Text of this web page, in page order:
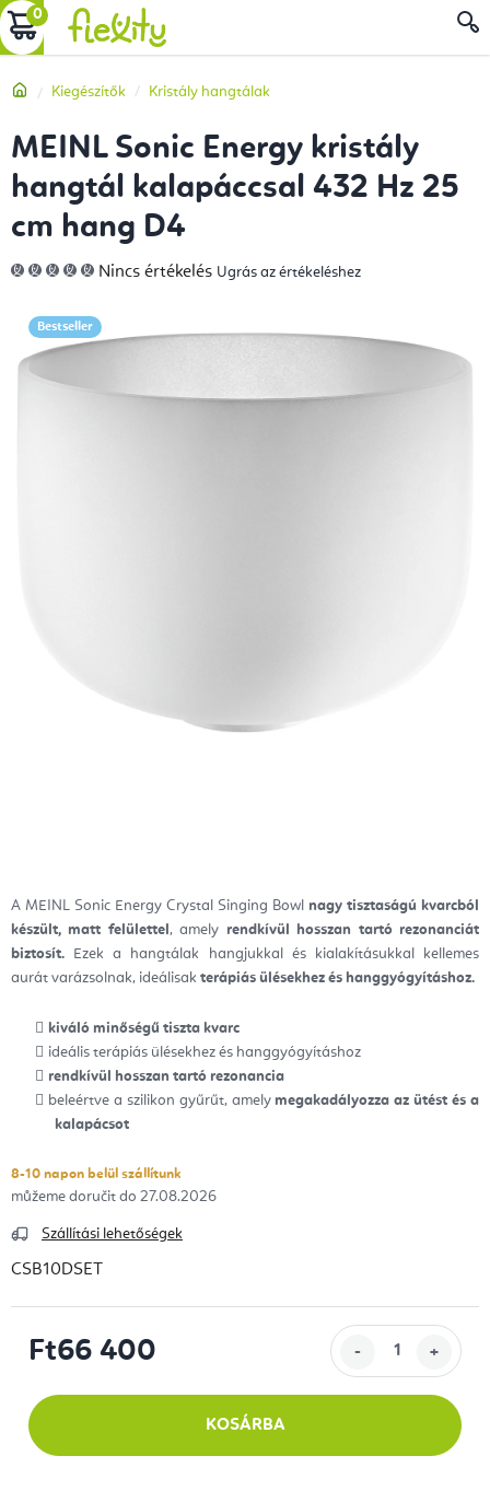
Ugrás
a
tartalomhoz
KOSÁR
Kezdőlap
Kiegészítők Kristály hangtálak
A MEINL Sonic Energy Crystal Singing Bowl nagy tisztaságú kvarcból
készült, matt felülettel , amely rendkívül hosszan tartó rezonanciát
biztosít. Ezek a hangtálak hangjukkal és kialakításukkal kellemes
aurát varázsolnak, ideálisak terápiás ülésekhez és hanggyógyításhoz.
kiváló minőségű tiszta kvarc
ideális terápiás ülésekhez és hanggyógyításhoz
rendkívül hosszan tartó rezonancia
beleértve a szilikon gyűrűt, amelymegakadályozza az ütést és a
kalapácsot
8-10 napon belül szállítunk
27.08.2026
Szállítási lehetőségek
CSB10DSET
Ft66 400
KOSÁRBA
MEINL Sonic Energy kristály
hangtál kalapáccsal 432 Hz 25
cm hang D4
A
termék
5-
ből
0,0
Nincs értékelés Ugrás az értékeléshez
Bestseller